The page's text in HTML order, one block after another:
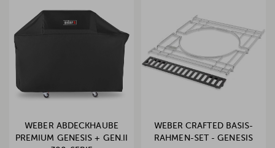
WEBER ABDECKHAUBE
PREMIUM GENESIS + GEN.II
WEBER CRAFTED BASIS-
RAHMEN-SET - GENESIS